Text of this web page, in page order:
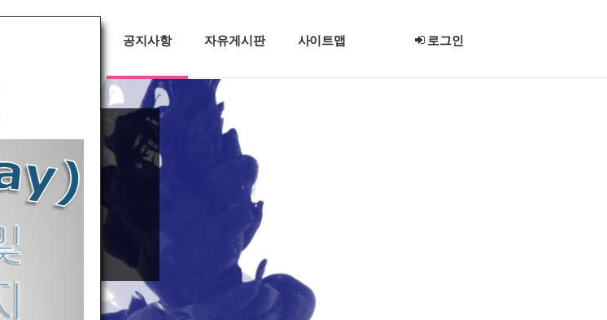
공지사항 자유게시판 사이트맵 로그인